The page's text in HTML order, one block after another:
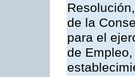
de la
para el
de